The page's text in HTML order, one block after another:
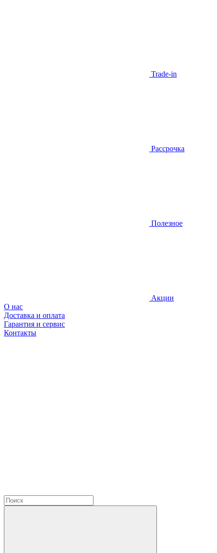
Trade-in
Рассрочка
Полезное
Акции
О нас
Доставка и оплата
Гарантия и сервис
Контакты